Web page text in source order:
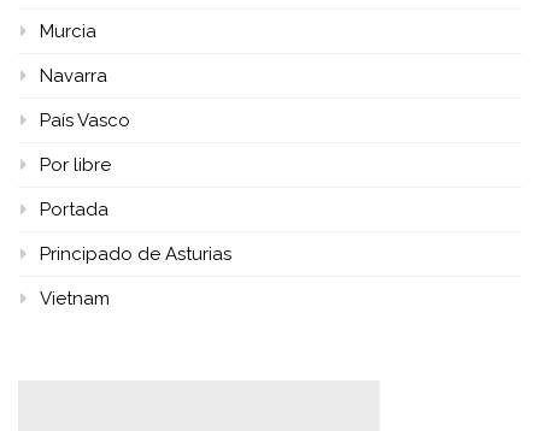
Murcia
Navarra
País Vasco
Por libre
Portada
Principado de Asturias
Vietnam